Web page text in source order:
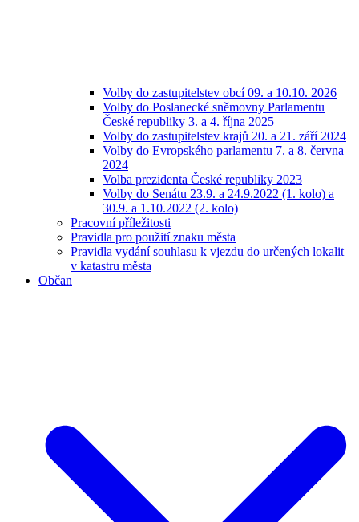
Volby do zastupitelstev obcí 09. a 10.10. 2026
Volby do Poslanecké sněmovny Parlamentu
České republiky 3. a 4. října 2025
Volby do zastupitelstev krajů 20. a 21. září 2024
Volby do Evropského parlamentu 7. a 8. června
2024
Volba prezidenta České republiky 2023
Volby do Senátu 23.9. a 24.9.2022 (1. kolo) a
30.9. a 1.10.2022 (2. kolo)
Pracovní příležitosti
Pravidla pro použití znaku města
Pravidla vydání souhlasu k vjezdu do určených lokalit
v katastru města
Občan